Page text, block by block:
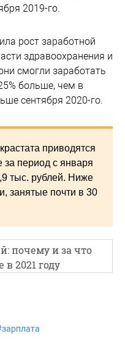
2019-го.
рост заработной
здравоохранения и
смогли заработать
больше, чем в
сентября 2020-го.
приводятся
за период с января
тыс. рублей. Ниже
занятые почти в 30
почему и за что
2021 году
зарплата